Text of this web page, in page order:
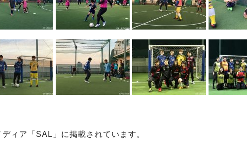
ィア「SAL」に掲載されています。